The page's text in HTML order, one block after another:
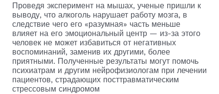
Проведя эксперимент на мышах, ученые пришли к
выводу, что алкоголь нарушает работу мозга, в
следствие чего его «разумная» часть меньше
влияет на его эмоциональный центр — из-за этого
человек не может избавиться от негативных
воспоминаний, заменив их другими, более
приятными. Полученные результаты могут помочь
психиатрам и другим нейрофизиологам при лечении
пациентов, страдающих посттравматическим
стрессовым синдромом